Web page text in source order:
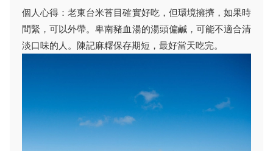
個人心得：老東台米苔目確實好吃，但環境擁擠，如果時
間緊，可以外帶。卑南豬血湯的湯頭偏鹹，可能不適合清
淡口味的人。陳記麻糬保存期短，最好當天吃完。